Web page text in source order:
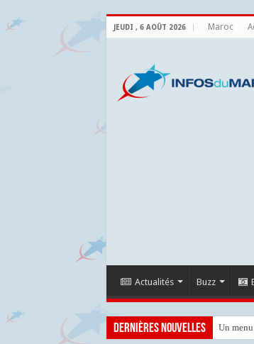
JEUDI , 6 AOÛT 2026 Maroc
Actualités Buzz
Dernières nouvelles Un